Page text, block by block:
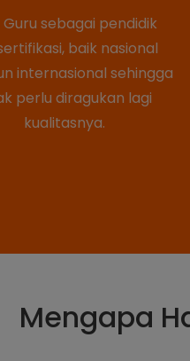
Guru sebagai pendidik
baik nasional
internasional sehingga
perlu diragukan lagi
kualitasnya.
Mengapa